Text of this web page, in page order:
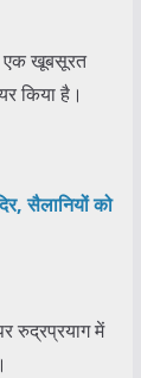
एक खूबसूरत
किया है।
सैलानियों को
रुद्रप्रयाग में